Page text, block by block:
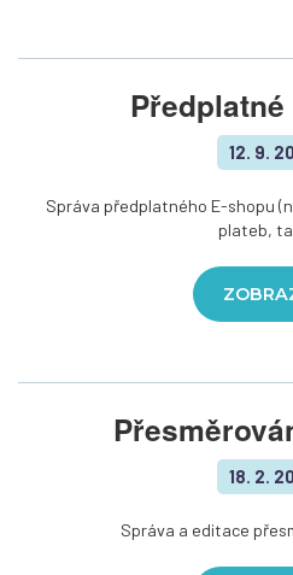
12. 9.
Správa předplatného E-shopu
plateb,
18. 2.
Správa a editace